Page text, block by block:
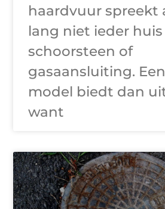
haardvuur spreekt
lang niet ieder
schoorsteen of
gasaansluiting.
model biedt dan
want